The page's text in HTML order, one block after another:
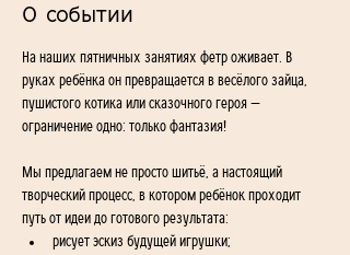
О событии
На наших пятничных занятиях фетр оживает. В
руках ребёнка он превращается в весёлого зайца,
пушистого котика или сказочного героя —
ограничение одно: только фантазия!
Мы предлагаем не просто шитьё, а настоящий
творческий процесс, в котором ребёнок проходит
путь от идеи до готового результата:
рисует эскиз будущей игрушки;